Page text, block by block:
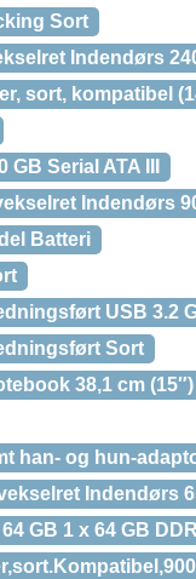
Sort
Indendørs
sort, kompatibel
Serial ATA III
Indendørs
Batteri
USB 3.2
Sort
38,1 cm
han- og hun-
Indendørs
GB 1 x 64 GB